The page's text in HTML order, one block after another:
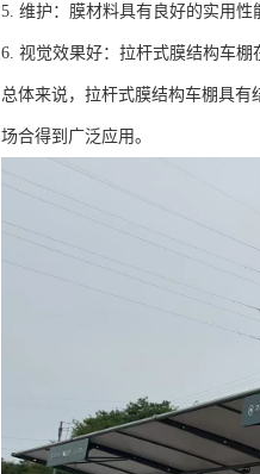
5. 维护：膜材料具有良好的实用性
6. 视觉效果好：拉杆式膜结构车棚
总体来说，拉杆式膜结构车棚具
场合得到广泛应用。